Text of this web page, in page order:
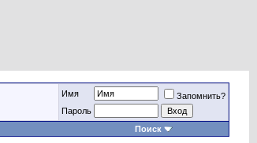
Имя
Запомнить?
Пароль
Поиск